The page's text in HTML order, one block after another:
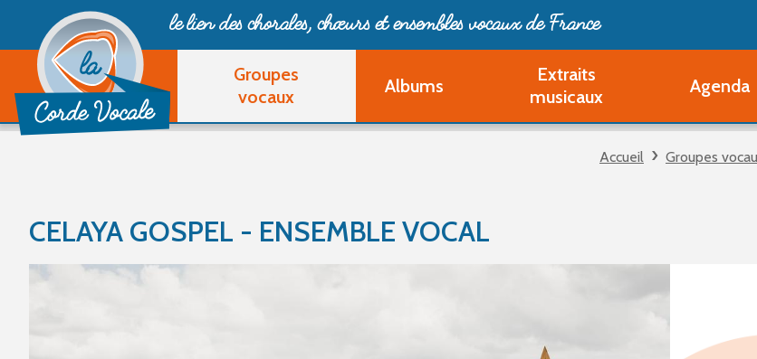
le lien des chorales, chœurset ensembles vocaux de France
Groupes
vocaux
Albums
Extraits
musicaux
Agenda
Accueil Groupes
CELAYA GOSPEL - ENSEMBLE VOCAL